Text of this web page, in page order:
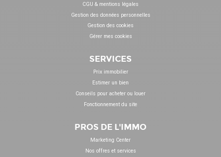
CGU & mentions légales
Gestion des données personnelles
Gestion des cookies
Gérer mes cookies
SERVICES
Prix immobilier
Estimer un bien
Conseils pour acheter ou louer
Fonctionnement du site
PROS DE L'IMMO
Marketing Center
Nos offres et services